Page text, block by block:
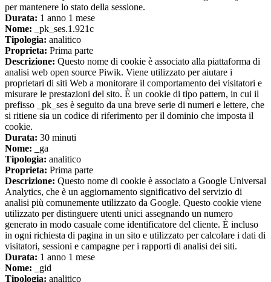
per mantenere lo stato della sessione.
Durata: 1 anno 1 mese
Nome: _pk_ses.1.921c
Tipologia: analitico
Proprieta: Prima parte
Descrizione: Questo nome di cookie è associato alla piattaforma di
analisi web open source Piwik. Viene utilizzato per aiutare i
proprietari di siti Web a monitorare il comportamento dei visitatori e
misurare le prestazioni del sito. È un cookie di tipo pattern, in cui il
prefisso _pk_ses è seguito da una breve serie di numeri e lettere, che
si ritiene sia un codice di riferimento per il dominio che imposta il
cookie.
Durata: 30 minuti
Nome: _ga
Tipologia: analitico
Proprieta: Prima parte
Descrizione: Questo nome di cookie è associato a Google Universal
Analytics, che è un aggiornamento significativo del servizio di
analisi più comunemente utilizzato da Google. Questo cookie viene
utilizzato per distinguere utenti unici assegnando un numero
generato in modo casuale come identificatore del cliente. È incluso
in ogni richiesta di pagina in un sito e utilizzato per calcolare i dati di
visitatori, sessioni e campagne per i rapporti di analisi dei siti.
Durata: 1 anno 1 mese
Nome: _gid
Tipologia: analitico